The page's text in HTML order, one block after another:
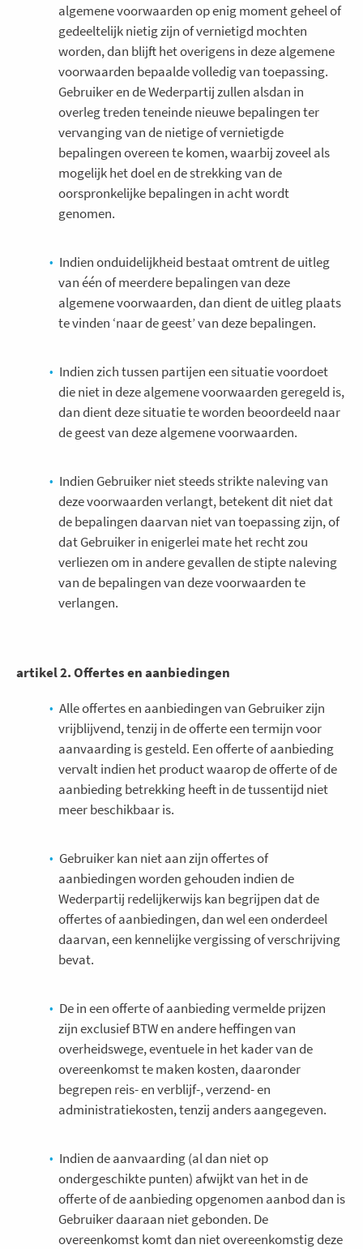
algemene voorwaarden op enig moment geheel of
gedeeltelijk nietig zijn of vernietigd mochten
worden, dan blijft het overigens in deze algemene
voorwaarden bepaalde volledig van toepassing.
Gebruiker en de Wederpartij zullen alsdan in
overleg treden teneinde nieuwe bepalingen ter
vervanging van de nietige of vernietigde
bepalingen overeen te komen, waarbij zoveel als
mogelijk het doel en de strekking van de
oorspronkelijke bepalingen in acht wordt
genomen.
Indien onduidelijkheid bestaat omtrent de uitleg
van één of meerdere bepalingen van deze
algemene voorwaarden, dan dient de uitleg plaats
te vinden ‘naar de geest’ van deze bepalingen.
Indien zich tussen partijen een situatie voordoet
die niet in deze algemene voorwaarden geregeld is,
dan dient deze situatie te worden beoordeeld naar
de geest van deze algemene voorwaarden.
Indien Gebruiker niet steeds strikte naleving van
deze voorwaarden verlangt, betekent dit niet dat
de bepalingen daarvan niet van toepassing zijn, of
dat Gebruiker in enigerlei mate het recht zou
verliezen om in andere gevallen de stipte naleving
van de bepalingen van deze voorwaarden te
verlangen.
artikel 2. Offertes en aanbiedingen
Alle offertes en aanbiedingen van Gebruiker zijn
vrijblijvend, tenzij in de offerte een termijn voor
aanvaarding is gesteld. Een offerte of aanbieding
vervalt indien het product waarop de offerte of de
aanbieding betrekking heeft in de tussentijd niet
meer beschikbaar is.
Gebruiker kan niet aan zijn offertes of
aanbiedingen worden gehouden indien de
Wederpartij redelijkerwijs kan begrijpen dat de
offertes of aanbiedingen, dan wel een onderdeel
daarvan, een kennelijke vergissing of verschrijving
bevat.
De in een offerte of aanbieding vermelde prijzen
zijn exclusief BTW en andere heffingen van
overheidswege, eventuele in het kader van de
overeenkomst te maken kosten, daaronder
begrepen reis- en verblijf-, verzend- en
administratiekosten, tenzij anders aangegeven.
Indien de aanvaarding (al dan niet op
ondergeschikte punten) afwijkt van het in de
offerte of de aanbieding opgenomen aanbod dan is
Gebruiker daaraan niet gebonden. De
overeenkomst komt dan niet overeenkomstig deze